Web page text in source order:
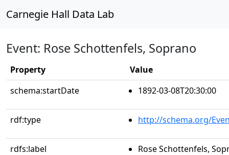
Carnegie Hall Data Lab
Event: Rose Schottenfels, Soprano
Property
Value
schema:startDate
1892-03-08T20:30:00
rdf:type http://schema.org/
rdfs:label Rose Schottenfels,